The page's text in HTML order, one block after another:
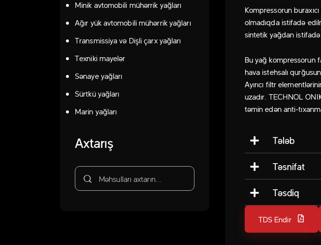
Kompressorun
olmadıqda istifadə
sintetik yağdan
Bu yağ kompressorun
hava istehsalı
Ayırıcı filtr
uzadır. TECHNOL
təmin edən anti-
Tələb
Təsnifat
Təsdiq
TDS Endir
Minik avtomobili mühərrik yağları
Ağır yük avtomobili mühərrik yağları
Transmissiya və Dişli çarx yağları
Texniki mayelər
Sənaye yağları
Sürtkü yağları
Marin yağları
Axtarış